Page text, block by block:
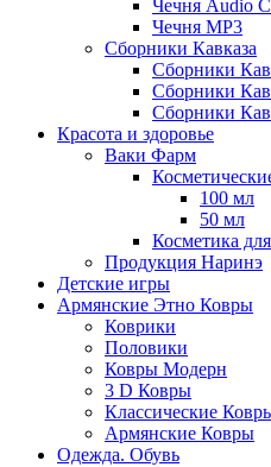
Чечня Audio
Чечня MP3
Сборники Кавказа
Сборники
Сборники
Сборники
Красота и здоровье
Ваки Фарм
100 мл
50 мл
Косметика
Продукция Наринэ
Детские игры
Армянские Этно Ковры
Коврики
Половики
Ковры Модерн
3 D Ковры
Классические
Армянские Ковры
Одежда. Обувь